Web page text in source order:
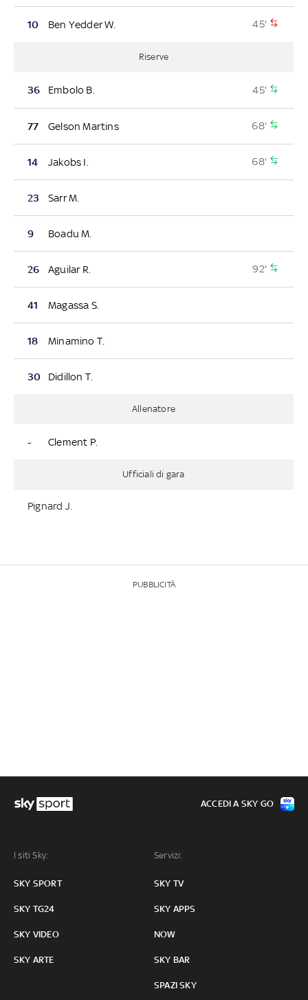
10 Ben Yedder W. 45'
Riserve
36 Embolo B. 45'
77 Gelson Martins 68'
14 Jakobs I. 68'
23 Sarr M.
9 Boadu M.
26 Aguilar R. 92'
41 Magassa S.
18 Minamino T.
30 Didillon T.
Allenatore
- Clement P.
Ufficiali di gara
Pignard J.
PUBBLICITÀ
I siti Sky:
SKY SPORT
SKY TG24
SKY VIDEO
SKY ARTE
Servizi:
SKY TV
SKY APPS
NOW
SKY BAR
SPAZI SKY
ACCEDI A SKY GO